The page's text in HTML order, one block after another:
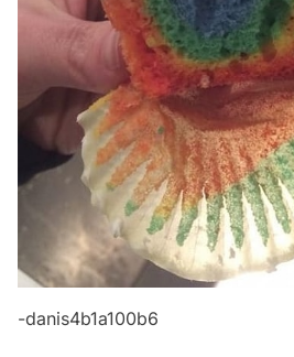
-danis4b1a100b6